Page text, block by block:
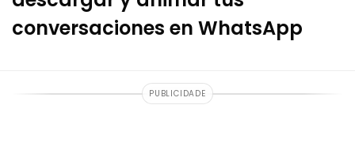
conversaciones en WhatsApp
PUBLICIDADE